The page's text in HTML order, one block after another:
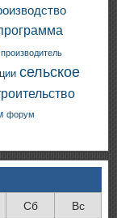
производитель
сельское
форум
Сб Вс